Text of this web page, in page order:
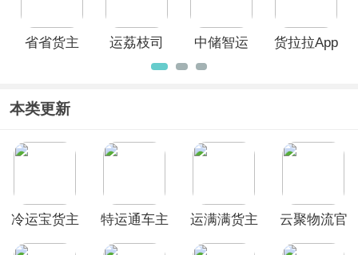
省省货主
运荔枝司
机App
中储智运
货拉拉App
本类更新
冷运宝货主
特运通车主
运满满货主
云聚物流官